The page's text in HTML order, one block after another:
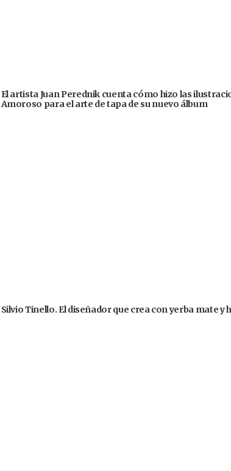
El artista Juan Perednik cuenta cómo hizo las
Amoroso para el arte de tapa de su nuevo álbum
Silvio Tinello. El diseñador que crea con yerba mate y